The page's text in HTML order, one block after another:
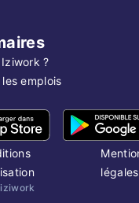
?
emplois
légales
iziwork